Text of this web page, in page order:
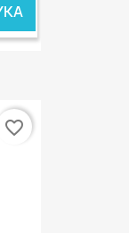
favorite_border